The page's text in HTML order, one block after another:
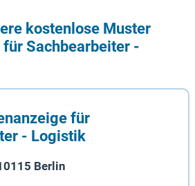
kostenlose Muster
Sachbearbeiter -
für
- Logistik
Berlin